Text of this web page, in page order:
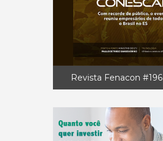
Revista Fenacon #196